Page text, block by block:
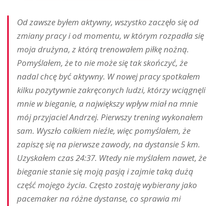
Od zawsze byłem aktywny, wszystko zaczęło się od
zmiany pracy i od momentu, w którym rozpadła się
moja drużyna, z którą trenowałem piłkę nożną.
Pomyślałem, że to nie może się tak skończyć, że
nadal chcę być aktywny. W nowej pracy spotkałem
kilku pozytywnie zakręconych ludzi, którzy wciągnęli
mnie w bieganie, a największy wpływ miał na mnie
mój przyjaciel Andrzej. Pierwszy trening wykonałem
sam. Wyszło całkiem nieźle, więc pomyślałem, że
zapiszę się na pierwsze zawody, na dystansie 5 km.
Uzyskałem czas 24:37. Wtedy nie myślałem nawet, że
bieganie stanie się moją pasją i zajmie taką dużą
część mojego życia. Często zostaję wybierany jako
pacemaker na różne dystanse, co sprawia mi